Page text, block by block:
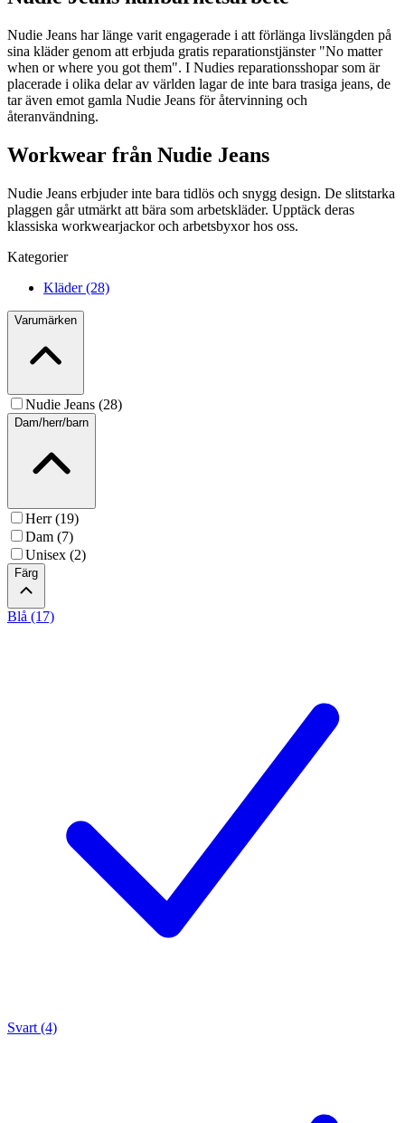
Nudie Jeans har länge varit engagerade i att förlänga livslängden på
sina kläder genom att erbjuda gratis reparationstjänster "No matter
when or where you got them". I Nudies reparationsshopar som är
placerade i olika delar av världen lagar de inte bara trasiga jeans, de
tar även emot gamla Nudie Jeans för återvinning och
återanvändning.
Workwear från Nudie Jeans
Nudie Jeans erbjuder inte bara tidlös och snygg design. De slitstarka
plaggen går utmärkt att bära som arbetskläder. Upptäck deras
klassiska workwearjackor och arbetsbyxor hos oss.
Kategorier
Kläder (28)
Varumärken
Nudie Jeans (28)
Dam/herr/barn
Herr (19)
Dam (7)
Unisex (2)
Färg
Blå (17)
Svart (4)